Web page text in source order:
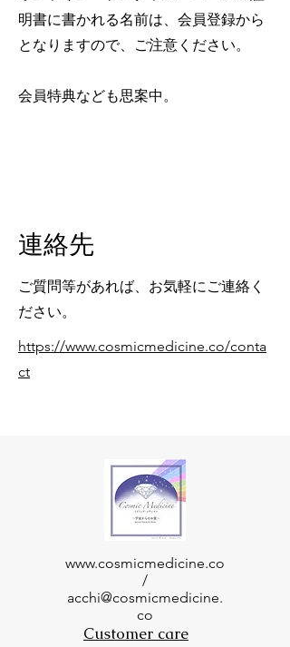
明書に書かれる名前は、会員登録から
となりますので、ご注意ください。
​会員特典なども思案中。
連絡先
ご質問等があれば、お気軽にご連絡く
ださい。
https://www.cosmicmedicine.co/conta
ct
www.cosmicmedicine.co
/
acchi@cosmicmedicine.
co
Customer care